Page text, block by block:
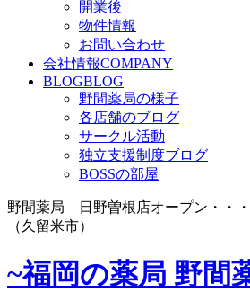
開業後
物件情報
お問い合わせ
会社情報COMPANY
BLOGBLOG
野間薬局の様子
各店舗のブログ
サークル活動
独立支援制度ブログ
BOSSの部屋
野間薬局 日野曽根店オープン・・
（久留米市）
~福岡の薬局 野間